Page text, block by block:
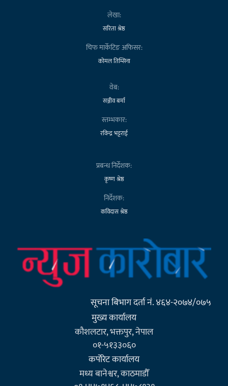
लेखा:
सरिता श्रेष्ठ
चिफ मार्केटिङ अफिसर:
कोमल तिम्सिना
वेब:
सञ्जीव बर्मा
स्तम्भकार:
रविन्द्र भट्टराई
प्रबन्ध निर्देशक:
कृष्ण श्रेष्ठ
निर्देशक:
कविदास श्रेष्ठ
सूचना बिभाग दर्ता नं. ४६४-२०७४/०७५
मुख्य कार्यालय
कौशलटार, भक्तपुर, नेपाल
०१-५१३३०६०
कर्पाेरेट कार्यालय
मध्य बानेश्वर, काठमाडौँ